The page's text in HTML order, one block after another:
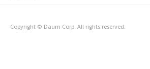
Copyright © Daum Corp. All rights reserved.